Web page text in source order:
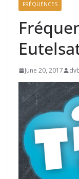
FRÉQUENCES
June 20, 2017